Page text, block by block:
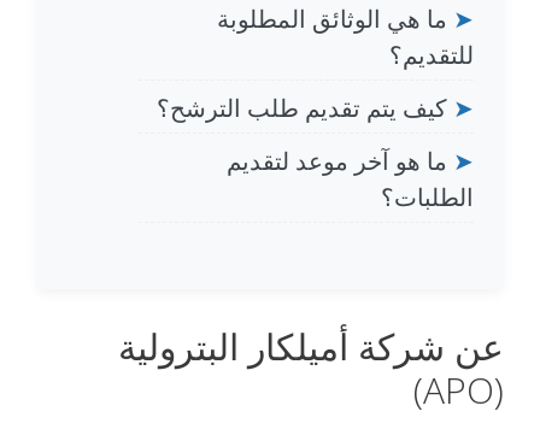
➤ ما هي الوثائق المطلوبة
للتقديم؟
➤ كيف يتم تقديم طلب الترشح؟
➤ ما هو آخر موعد لتقديم
الطلبات؟
عن شركة أميلكار البترولية
(APO)